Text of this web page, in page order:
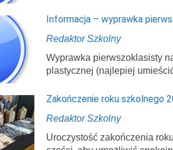
Informacja – wyprawka
Redaktor Szkolny
Wyprawka pierwszoklasisty
plastycznej (najlepiej
Zakończenie roku szkolnego
Redaktor Szkolny
Uroczystość zakończenia